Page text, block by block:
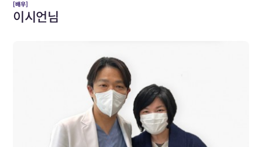
[배우]
이시언님